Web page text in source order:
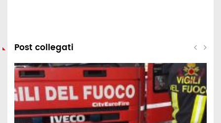
Post collegati